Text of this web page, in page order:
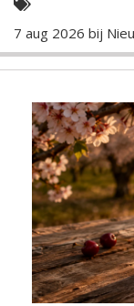
7 aug 2026 bij